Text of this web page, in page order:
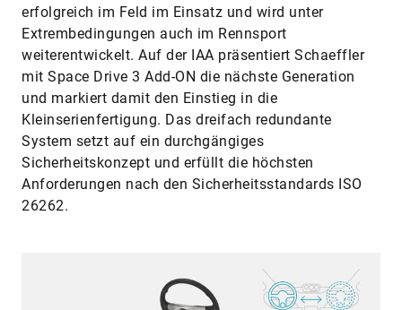
erfolgreich im Feld im Einsatz und wird unter
Extrembedingungen auch im Rennsport
weiterentwickelt. Auf der IAA präsentiert Schaeffler
mit Space Drive 3 Add-ON die nächste Generation
und markiert damit den Einstieg in die
Kleinserienfertigung. Das dreifach redundante
System setzt auf ein durchgängiges
Sicherheitskonzept und erfüllt die höchsten
Anforderungen nach den Sicherheitsstandards ISO
26262.